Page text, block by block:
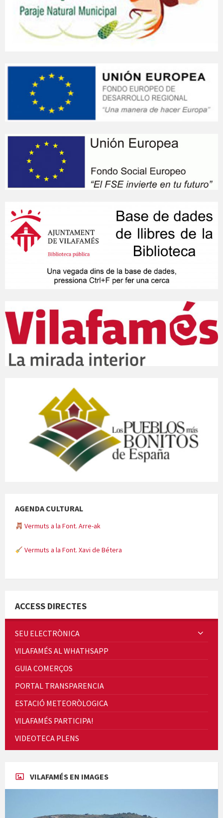
AGENDA CULTURAL
Vermuts a la Font. Arre-ak
Vermuts a la Font. Xavi de Bétera
Quintà Culroja
Cicle de Cine i Dones rurals
ACCESS DIRECTES
SEU ELECTRÒNICA
VILAFAMÉS AL WHATHSAPP
GUIA COMERÇOS
PORTAL TRANSPARENCIA
ESTACIÓ METEORÒLOGICA
VILAFAMÉS PARTICIPA!
VIDEOTECA PLENS
VILAFAMÉS EN IMAGES